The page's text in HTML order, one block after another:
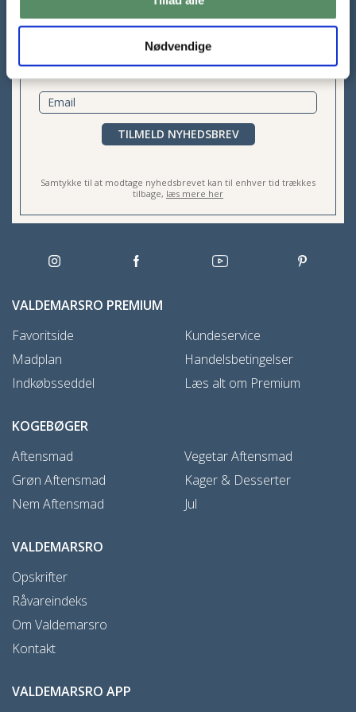
Nødvendige
Tilmeld dig mit nyhedsbrev
Gratis mail fra Valdemarsro hver lørdag. Alle de nye opskrifter
og inspiration til madlavning året rundt.
TILMELD NYHEDSBREV
Samtykke til at modtage nyhedsbrevet kan til enhver tid trækkes
tilbage, læs mere her
VALDEMARSRO PREMIUM
Favoritside
Madplan
Indkøbsseddel
Kundeservice
Handelsbetingelser
Læs alt om Premium
KOGEBØGER
Aftensmad
Grøn Aftensmad
Nem Aftensmad
Vegetar Aftensmad
Kager & Desserter
Jul
VALDEMARSRO
Opskrifter
Råvareindeks
Om Valdemarsro
Kontakt
VALDEMARSRO APP